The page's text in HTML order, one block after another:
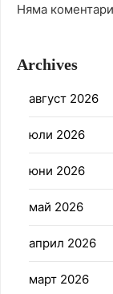
Няма
Archives
август 2026
юли 2026
юни 2026
май 2026
април 2026
март 2026